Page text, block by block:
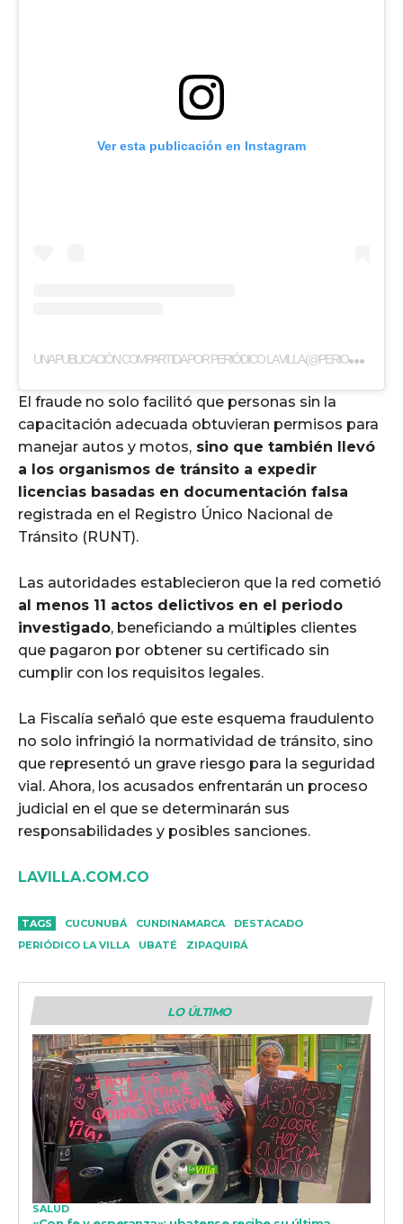
Ver esta publicación en Instagram
U
NA PUBLICACIÓN COMPARTIDA POR PERIÓDICO LA VILLA (@PERIODICOLAVILLA)
El fraude no solo facilitó que personas sin la
capacitación adecuada obtuvieran permisos para
manejar autos y motos, sino que también llevó
a los organismos de tránsito a expedir
licencias basadas en documentación falsa
registrada en el Registro Único Nacional de
Tránsito (RUNT).
Las autoridades establecieron que la red cometió
al menos 11 actos delictivos en el periodo
investigado, beneficiando a múltiples clientes
que pagaron por obtener su certificado sin
cumplir con los requisitos legales.
La Fiscalía señaló que este esquema fraudulento
no solo infringió la normatividad de tránsito, sino
que representó un grave riesgo para la seguridad
vial. Ahora, los acusados enfrentarán un proceso
judicial en el que se determinarán sus
responsabilidades y posibles sanciones.
LAVILLA.COM.CO
TAGS CUCUNUBÁ CUNDINAMARCA
DESTACADO
PERIÓDICO LA VILLA
UBATÉ ZIPAQUIRÁ
LO ÚLTIMO
SALUD